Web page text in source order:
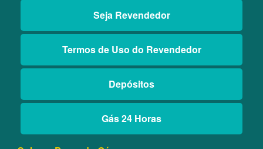
Seja Revendedor
Termos de Uso do Revendedor
Depósitos
Gás 24 Horas